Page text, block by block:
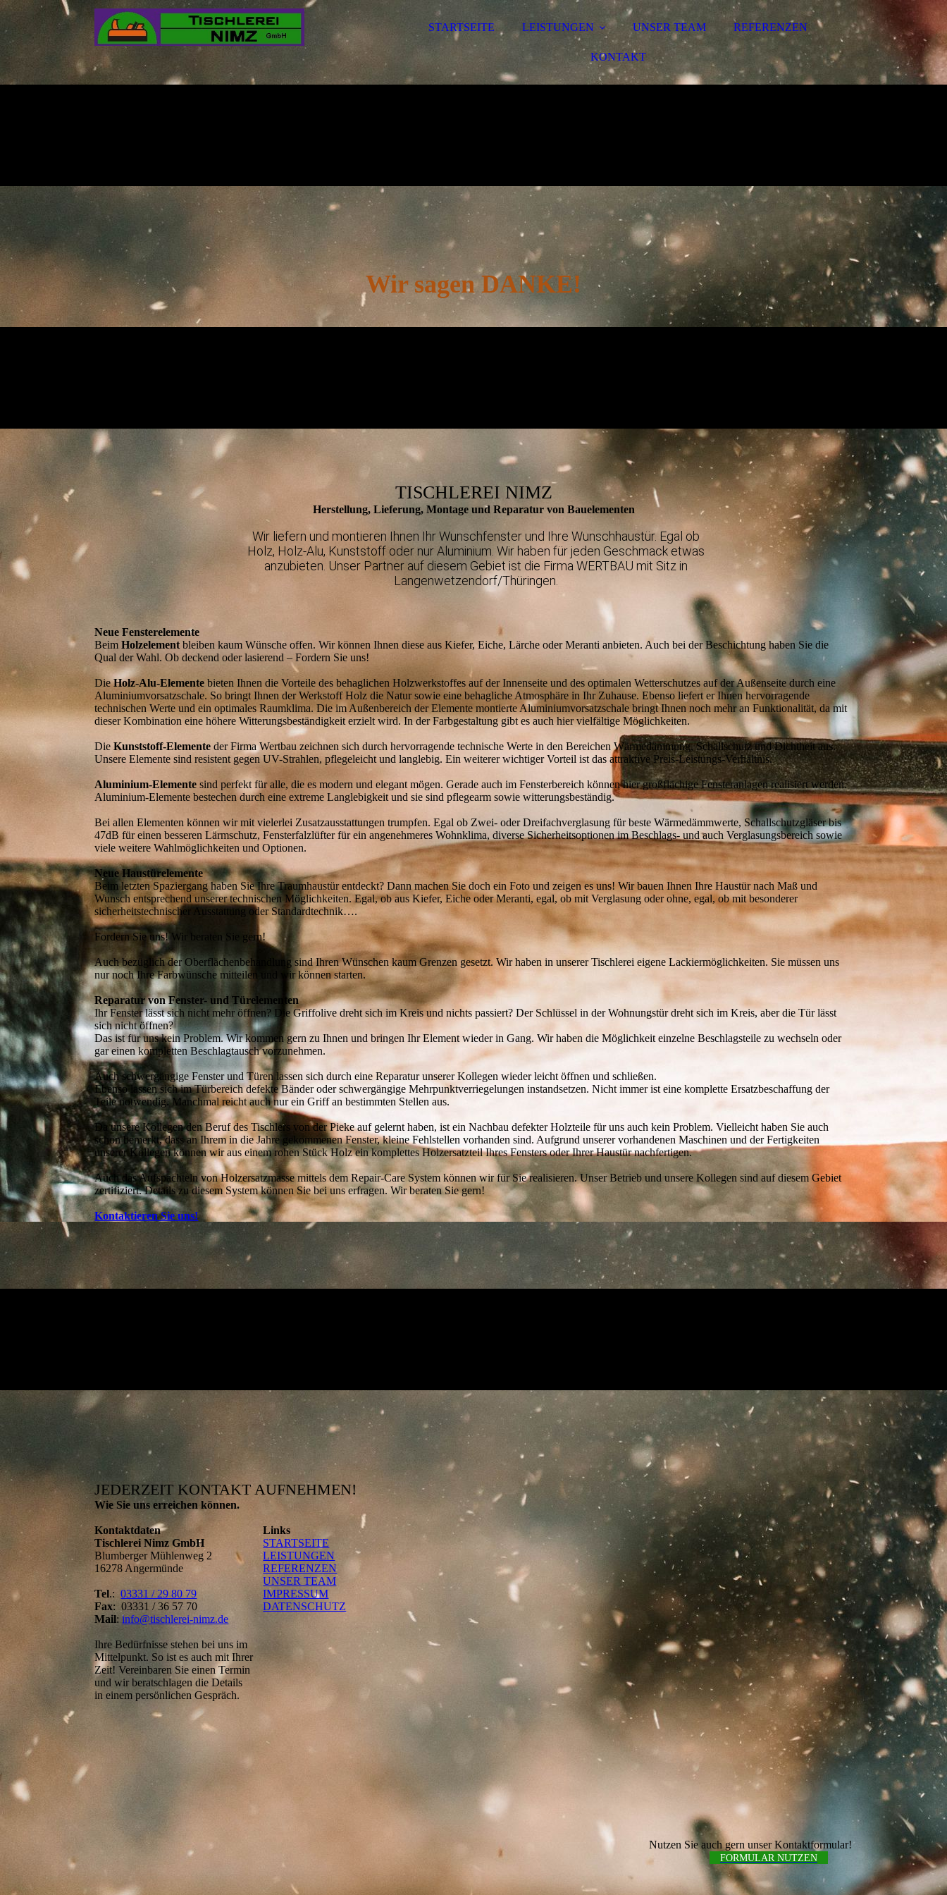
STARTSEITE LEISTUNGEN UNSER TEAM REFERENZEN
KONTAKT
Wir sagen DANKE!
TISCHLEREI NIMZ
Herstellung, Lieferung, Montage und Reparatur von Bauelementen
Wir liefern und montieren Ihnen Ihr Wunschfenster und Ihre Wunschhaustür. Egal ob
Holz, Holz-Alu, Kunststoff oder nur Aluminium. Wir haben für jeden Geschmack etwas
anzubieten. Unser Partner auf diesem Gebiet ist die Firma WERTBAU mit Sitz in
Langenwetzendorf/Thüringen.
Neue Fensterelemente
BeimHolzelement bleiben kaum Wünsche offen. Wir können Ihnen diese aus Kiefer, Eiche, Lärche oder Meranti anbieten. Auch bei der Beschichtung haben Sie die
Qual der Wahl. Ob deckend oder lasierend – Fordern Sie uns!
DieHolz-Alu-Elemente bieten Ihnen die Vorteile des behaglichen Holzwerkstoffes auf der Innenseite und des optimalen Wetterschutzes auf der Außenseite durch eine
Aluminiumvorsatzschale. So bringt Ihnen der Werkstoff Holz die Natur sowie eine behagliche Atmosphäre in Ihr Zuhause. Ebenso liefert er Ihnen hervorragende
technischen Werte und ein optimales Raumklima. Die im Außenbereich der Elemente montierte Aluminiumvorsatzschale bringt Ihnen noch mehr an Funktionalität, da mit
dieser Kombination eine höhere Witterungsbeständigkeit erzielt wird. In der Farbgestaltung gibt es auch hier vielfältige Möglichkeiten.
DieKunststoff-Elemente der Firma Wertbau zeichnen sich durch hervorragende technische Werte in den Bereichen Wärmedämmung, Schallschutz und Dichtheit aus.
Unsere Elemente sind resistent gegen UV-Strahlen, pflegeleicht und langlebig. Ein weiterer wichtiger Vorteil ist das attraktive Preis-Leistungs-Verhältnis.
Aluminium-Elemente sind perfekt für alle, die es modern und elegant mögen. Gerade auch im Fensterbereich können hier großflächige Fensteranlagen realisiert werden.
Aluminium-Elemente bestechen durch eine extreme Langlebigkeit und sie sind pflegearm sowie witterungsbeständig.
Bei allen Elementen können wir mit vielerlei Zusatzausstattungen trumpfen. Egal ob Zwei- oder Dreifachverglasung für beste Wärmedämmwerte, Schallschutzgläser bis
47dB für einen besseren Lärmschutz, Fensterfalzlüfter für ein angenehmeres Wohnklima, diverse Sicherheitsoptionen im Beschlags- und auch Verglasungsbereich sowie
viele weitere Wahlmöglichkeiten und Optionen.
Neue Haustürelemente
Beim letzten Spaziergang haben Sie Ihre Traumhaustür entdeckt? Dann machen Sie doch ein Foto und zeigen es uns! Wir bauen Ihnen Ihre Haustür nach Maß und
Wunsch entsprechend unserer technischen Möglichkeiten. Egal, ob aus Kiefer, Eiche oder Meranti, egal, ob mit Verglasung oder ohne, egal, ob mit besonderer
sicherheitstechnischer Ausstattung oder Standardtechnik….
Fordern Sie uns! Wir beraten Sie gern!
Auch bezüglich der Oberflächenbehandlung sind Ihren Wünschen kaum Grenzen gesetzt. Wir haben in unserer Tischlerei eigene Lackiermöglichkeiten. Sie müssen uns
nur noch Ihre Farbwünsche mitteilen und wir können starten.
Reparatur von Fenster- und Türelementen
Ihr Fenster lässt sich nicht mehr öffnen? Die Griffolive dreht sich im Kreis und nichts passiert? Der Schlüssel in der Wohnungstür dreht sich im Kreis, aber die Tür lässt
sich nicht öffnen?
Das ist für uns kein Problem. Wir kommen gern zu Ihnen und bringen Ihr Element wieder in Gang. Wir haben die Möglichkeit einzelne Beschlagsteile zu wechseln oder
gar einen kompletten Beschlagtausch vorzunehmen.
Auch schwergängige Fenster und Türen lassen sich durch eine Reparatur unserer Kollegen wieder leicht öffnen und schließen.
Ebenso lassen sich im Türbereich defekte Bänder oder schwergängige Mehrpunktverriegelungen instandsetzen. Nicht immer ist eine komplette Ersatzbeschaffung der
Teile notwendig. Manchmal reicht auch nur ein Griff an bestimmten Stellen aus.
Da unsere Kollegen den Beruf des Tischlers von der Pieke auf gelernt haben, ist ein Nachbau defekter Holzteile für uns auch kein Problem. Vielleicht haben Sie auch
schon bemerkt, dass an Ihrem in die Jahre gekommenen Fenster, kleine Fehlstellen vorhanden sind. Aufgrund unserer vorhandenen Maschinen und der Fertigkeiten
unserer Kollegen können wir aus einem rohen Stück Holz ein komplettes Holzersatzteil Ihres Fensters oder Ihrer Haustür nachfertigen.
Auch das Aufspachteln von Holzersatzmasse mittels dem Repair-Care System können wir für Sie realisieren. Unser Betrieb und unsere Kollegen sind auf diesem Gebiet
zertifiziert. Details zu diesem System können Sie bei uns erfragen. Wir beraten Sie gern!
Kontaktieren Sie uns!
JEDERZEIT KONTAKT AUFNEHMEN!
Wie Sie uns erreichen können.
Kontaktdaten
Tischlerei Nimz GmbH
Blumberger Mühlenweg 2
16278 Angermünde
Tel.:03331 / 29 80 79
Fax: 03331 / 36 57 70
Mail:info@tischlerei-nimz.de
Ihre Bedürfnisse stehen bei uns im
Mittelpunkt. So ist es auch mit Ihrer
Zeit! Vereinbaren Sie einen Termin
und wir beratschlagen die Details
in einem persönlichen Gespräch.
Links
STARTSEITE
LEISTUNGEN
REFERENZEN
UNSER TEAM
IMPRESSUM
DATENSCHUTZ
Nutzen Sie auch gern unser Kontaktformular!
FORMULAR NUTZEN